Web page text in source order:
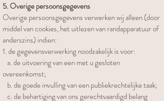
5. Overige persoonsgegevens
Overige persoonsgegevens verwerken wij alleen (door
middel van cookies, het uitlezen van randapparatuur of
anderszins) indien:
1. de gegevensverwerking noodzakelijk is voor:
a. de uitvoering van een met u gesloten
overeenkomst;
b. de goede invulling van een publiekrechtelijke taak;
c. de behartiging van ons gerechtvaardigd belang